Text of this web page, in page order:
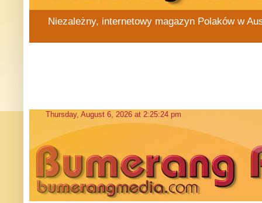
Niezależny, internetowy magazyn Polaków w